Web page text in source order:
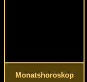
Monatshoroskop